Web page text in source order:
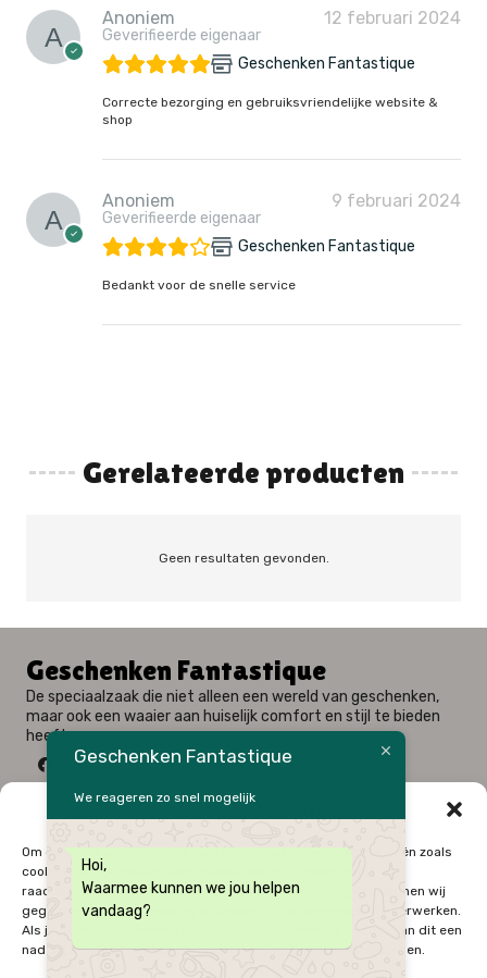
Beheer cookie toestemming
Om de beste ervaringen te bieden, gebruiken wij technologieën zoals
cookies om informatie over je apparaat op te slaan en/of te
raadplegen. Door in te stemmen met deze technologieën kunnen wij
gegevens zoals surfgedrag of unieke ID's op deze website verwerken.
Als je geen toestemming geeft of uw toestemming intrekt, kan dit een
nadelige invloed hebben op bepaalde functies en mogelijkheden.
Anoniem
Geverifieerde eigenaar
12 februari 2024
Geschenken Fantastique
Correcte bezorging en gebruiksvriendelijke website &
shop
Anoniem
Geverifieerde eigenaar
9 februari 2024
Geschenken Fantastique
Bedankt voor de snelle service
Gerelateerde producten
Geen resultaten gevonden.
Geschenken Fantastique
De speciaalzaak die niet alleen een wereld van geschenken,
maar ook een waaier aan huiselijk comfort en stijl te bieden
heeft.
Webshop: Zwaluwenlaan 33 bus 301 – 8434 Westende
09 / 384 10 10
0496 / 34 51 64
Onze Openingsuren
Geschenken Fantastique
We reageren zo snel mogelijk
Hoi,
Waarmee kunnen we jou helpen
vandaag?